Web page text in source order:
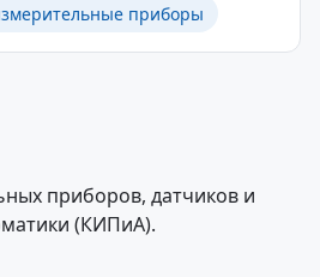
приборы
приборов, датчиков и
(КИПиА).